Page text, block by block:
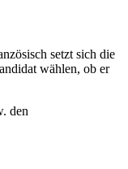
setzt sich die
wählen, ob er
den